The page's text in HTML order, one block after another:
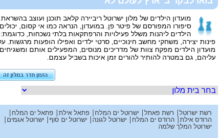
מועדון הילדים של מלון ישרוטל ריביירה קלאב תוכנן ועוצב בהשראת
סיפורו המפורסם של פיטר פן. במועדון, הנראה כמו אי קסום, יכולים
הילדים ליהנות משלל פעילויות והרפתקאות בלתי נשכחות, כדוגמת:
פינות יצירה, משחקי מחשב חינוכיים, סרטי ילדים ואפילו הופעות מרגשות. על
מועדון הילדים מפקח צוות של מדריכים מנוסים, המפעילים אותם ומשגיחים
עליהם, גם במטרה להותיר להורים זמן איכות בשביל עצמם.
רשת ישרוטל רשת פאתל ישרוטל ים המלח פתאל אילת
פתאל ים המלח
הרודס אילת
הרודס ים המלח ישרוטל לגונה ישרוטל ים סוף
ישרוטל אגמים
ישרוטל המלך שלמה